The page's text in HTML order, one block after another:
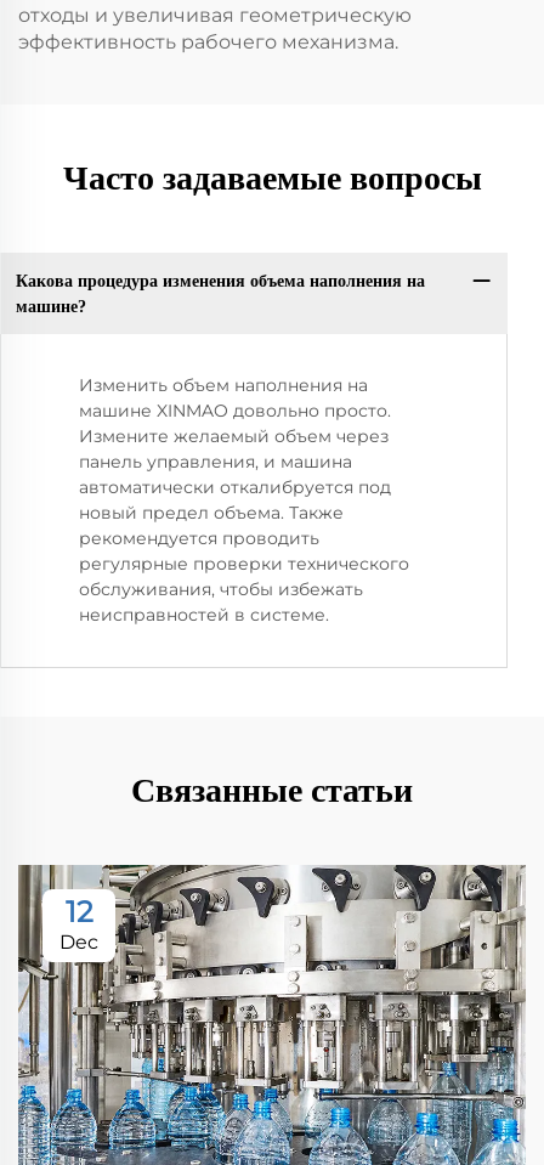
отходы и увеличивая геометрическую
эффективность рабочего механизма.
Часто задаваемые вопросы
Какова процедура изменения объема наполнения на
машине?
Изменить объем наполнения на
машине XINMAO довольно просто.
Измените желаемый объем через
панель управления, и машина
автоматически откалибруется под
новый предел объема. Также
рекомендуется проводить
регулярные проверки технического
обслуживания, чтобы избежать
неисправностей в системе.
Связанные статьи
12
Dec